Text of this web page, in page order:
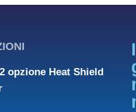
opzione Heat Shield